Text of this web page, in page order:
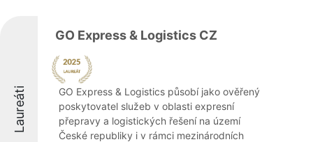
Laureáti
GO Express & Logistics CZ
GO Express & Logistics působí jako ověřený
poskytovatel služeb v oblasti expresní
přepravy a logistických řešení na území
České republiky i v rámci mezinárodních